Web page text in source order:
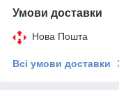
Умови доставки
Нова Пошта
Всі умови доставки